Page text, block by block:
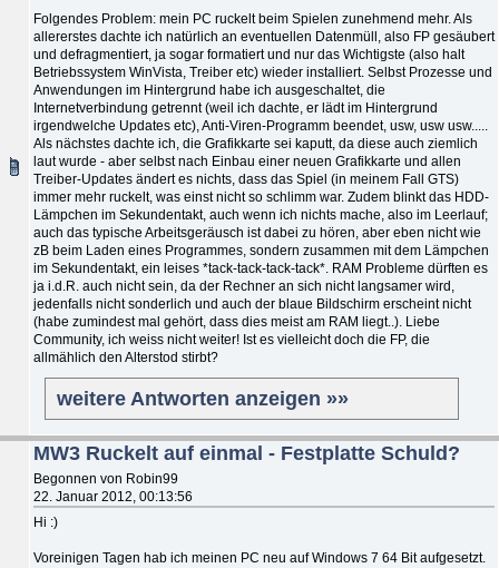
Folgendes Problem: mein PC ruckelt beim Spielen zunehmend mehr. Als
allererstes dachte ich natürlich an eventuellen Datenmüll, also FP gesäubert
und defragmentiert, ja sogar formatiert und nur das Wichtigste (also halt
Betriebssystem WinVista, Treiber etc) wieder installiert. Selbst Prozesse und
Anwendungen im Hintergrund habe ich ausgeschaltet, die
Internetverbindung getrennt (weil ich dachte, er lädt im Hintergrund
irgendwelche Updates etc), Anti-Viren-Programm beendet, usw, usw usw.....
Als nächstes dachte ich, die Grafikkarte sei kaputt, da diese auch ziemlich
laut wurde - aber selbst nach Einbau einer neuen Grafikkarte und allen
Treiber-Updates ändert es nichts, dass das Spiel (in meinem Fall GTS)
immer mehr ruckelt, was einst nicht so schlimm war. Zudem blinkt das HDD-
Lämpchen im Sekundentakt, auch wenn ich nichts mache, also im Leerlauf;
auch das typische Arbeitsgeräusch ist dabei zu hören, aber eben nicht wie
zB beim Laden eines Programmes, sondern zusammen mit dem Lämpchen
im Sekundentakt, ein leises *tack-tack-tack-tack*. RAM Probleme dürften es
ja i.d.R. auch nicht sein, da der Rechner an sich nicht langsamer wird,
jedenfalls nicht sonderlich und auch der blaue Bildschirm erscheint nicht
(habe zumindest mal gehört, dass dies meist am RAM liegt..). Liebe
Community, ich weiss nicht weiter! Ist es vielleicht doch die FP, die
allmählich den Alterstod stirbt?
weitere Antworten anzeigen »»
MW3 Ruckelt auf einmal - Festplatte Schuld?
Begonnen von Robin99
22. Januar 2012, 00:13:56
Hi :)
Voreinigen Tagen hab ich meinen PC neu auf Windows 7 64 Bit aufgesetzt.